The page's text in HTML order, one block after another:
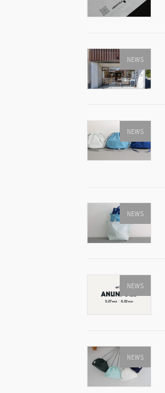
NEWS
NEWS
NEWS
NEWS
NEWS